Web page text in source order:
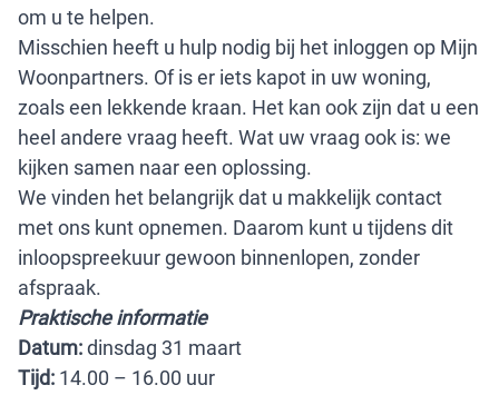
om u te helpen.
Misschien heeft u hulp nodig bij het inloggen op Mijn
Woonpartners. Of is er iets kapot in uw woning,
zoals een lekkende kraan. Het kan ook zijn dat u een
heel andere vraag heeft. Wat uw vraag ook is: we
kijken samen naar een oplossing.
We vinden het belangrijk dat u makkelijk contact
met ons kunt opnemen. Daarom kunt u tijdens dit
inloopspreekuur gewoon binnenlopen, zonder
afspraak.
Praktische informatie
Datum:dinsdag 31 maart
Tijd: 14.00 – 16.00 uur